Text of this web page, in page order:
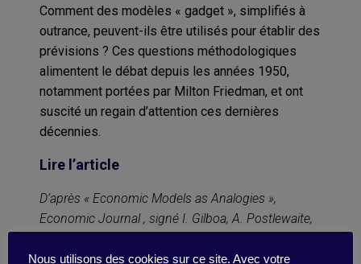
Comment des modèles « gadget », simplifiés à
outrance, peuvent-ils être utilisés pour établir des
prévisions ? Ces questions méthodologiques
alimentent le débat depuis les années 1950,
notamment portées par Milton Friedman, et ont
suscité un regain d’attention ces dernières
décennies.
Lire l’article
D’après « Economic Models as Analogies »,
Economic Journal , signé I. Gilboa, A. Postlewaite,
F533 ; « Economics: Between Prediction and
Nous utilisons des cookies sur ce site. Avec votre